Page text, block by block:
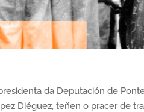
da Deputación de
Diéguez, teñen o pracer de